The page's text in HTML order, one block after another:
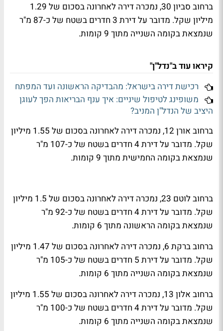
ברחוב סביון 30, נמכרה דירה לאחרונה בסכום של 1.29
מיליון שקל. מדובר על דירת 3 חדרים בשטח של כ-87 מ"ר
שנמצאת בקומה השנייה מתוך 9 קומות.
קיראו עוד ב"נדל"ן"
רכישת דירה בישראל: מהבדיקה הראשונה ועד המפתח
משופינג לטיפול שיניים: איך ענף הבריאות הפך לעוגן
היציב של הנדל"ן המניב?
ברחוב אורן 12, נמכרה דירה לאחרונה בסכום של 1.55 מיליון
שקל. מדובר על דירת 4 חדרים בשטח של כ-107 מ"ר
שנמצאת בקומה החמישית מתוך 9 קומות.
ברחוב לוטם 23, נמכרה דירה לאחרונה בסכום של 1.5 מיליון
שקל. מדובר על דירת 4 חדרים בשטח של כ-92 מ"ר
שנמצאת בקומה הראשונה מתוך 6 קומות.
ברחוב ברקת 6, נמכרה דירה לאחרונה בסכום של 1.47 מיליון
שקל. מדובר על דירת 5 חדרים בשטח של כ-105 מ"ר
שנמצאת בקומה השנייה מתוך 6 קומות.
ברחוב אלון 13, נמכרה דירה לאחרונה בסכום של 1.55 מיליון
שקל. מדובר על דירת 4 חדרים בשטח של כ-100 מ"ר
שנמצאת בקומה השנייה מתוך 6 קומות.